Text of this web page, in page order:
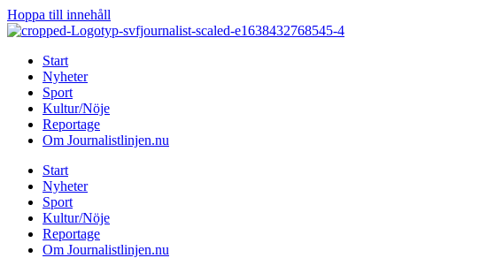
Hoppa till innehåll
Start
Nyheter
Sport
Kultur/Nöje
Reportage
Om Journalistlinjen.nu
Start
Nyheter
Sport
Kultur/Nöje
Reportage
Om Journalistlinjen.nu